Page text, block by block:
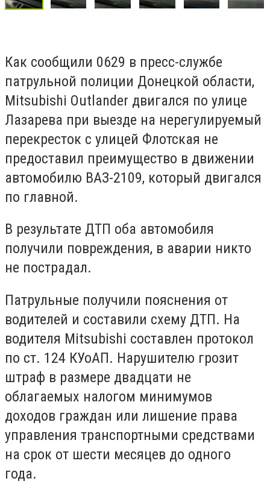
Как сообщили 0629 в пресс-службе
патрульной полиции Донецкой области,
Mitsubishi Outlander двигался по улице
Лазарева при выезде на нерегулируемый
перекресток с улицей Флотская не
предоставил преимущество в движении
автомобилю ВАЗ-2109, который двигался
по главной.
В результате ДТП оба автомобиля
получили повреждения, в аварии никто
не пострадал.
Патрульные получили пояснения от
водителей и составили схему ДТП. На
водителя Mitsubishi составлен протокол
по ст. 124 КУоАП. Нарушителю грозит
штраф в размере двадцати не
облагаемых налогом минимумов
доходов граждан или лишение права
управления транспортными средствами
на срок от шести месяцев до одного
года.